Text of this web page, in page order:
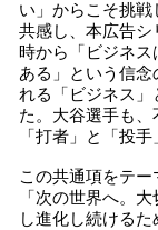
い」からこそ挑
共感し、本広告シ
時から「ビジネ
ある」という信
れる「ビジネス」
た。大谷選手も、
「打者」と「投
この共通項をテ
「次の世界へ。
し進化し続ける